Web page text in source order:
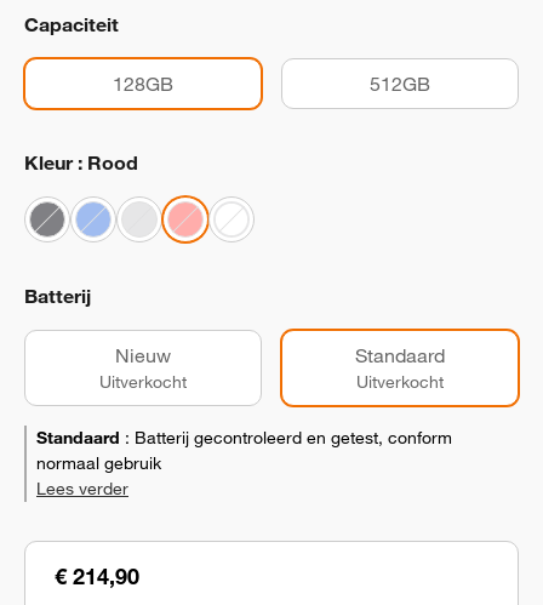
€ 214,90
Capaciteit
128GB 512GB
Kleur : Rood
Batterij
Nieuw
Uitverkocht
Standaard
Uitverkocht
Standaard : Batterij gecontroleerd en getest, conform
normaal gebruik
Lees verder